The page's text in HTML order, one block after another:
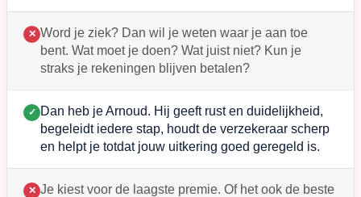
✕ Word je ziek? Dan wil je weten waar je aan toe
bent. Wat moet je doen? Wat juist niet? Kun je
straks je rekeningen blijven betalen?
✓
Dan heb je Arnoud. Hij geeft rust en duidelijkheid,
begeleidt iedere stap, houdt de verzekeraar scherp
en helpt je totdat jouw uitkering goed geregeld is.
✕ Je kiest voor de laagste premie. Of het ook de beste